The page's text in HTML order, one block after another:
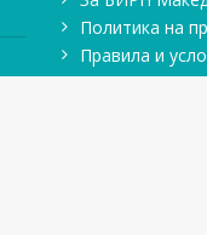
Политика на
Правила и